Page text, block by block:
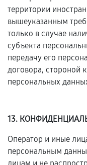
территории
вышеуказанным
только в случае
субъекта
передачу его
договора, стороной
персональных
13.
Оператор и иные
персональным